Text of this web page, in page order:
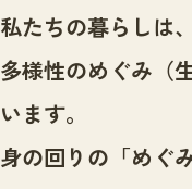
センター紹
サイトポリ
ニュース
いきものガ
いきものガ
イベント
私たちの暮らしは
多様性のめぐみ（
います。
身の回りの「めぐ